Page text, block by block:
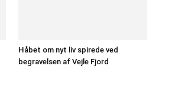
Håbet om nyt liv spirede ved
begravelsen af Vejle Fjord